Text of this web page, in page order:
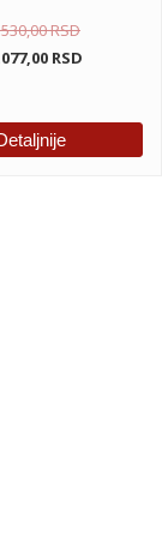
RSD
RSD